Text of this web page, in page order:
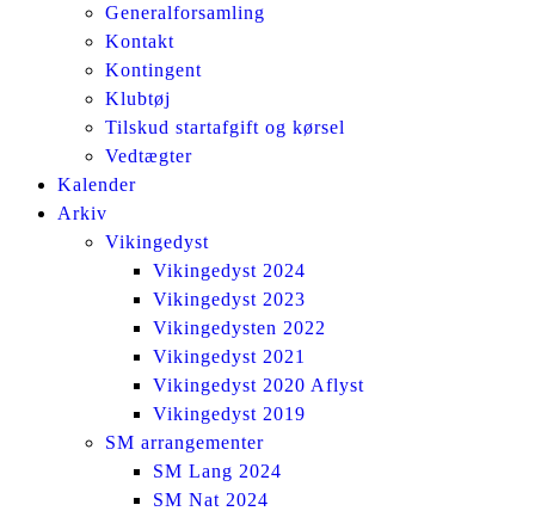
Generalforsamling
Kontakt
Kontingent
Klubtøj
Tilskud startafgift og kørsel
Vedtægter
Kalender
Arkiv
Vikingedyst
Vikingedyst 2024
Vikingedyst 2023
Vikingedysten 2022
Vikingedyst 2021
Vikingedyst 2020 Aflyst
Vikingedyst 2019
SM arrangementer
SM Lang 2024
SM Nat 2024